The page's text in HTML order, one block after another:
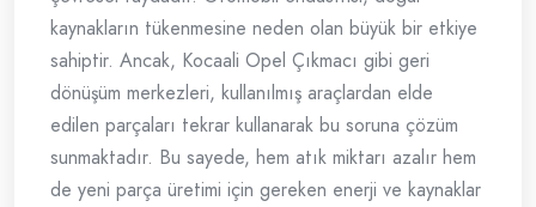
kaynakların tükenmesine neden olan büyük bir etkiye
sahiptir. Ancak, Kocaali Opel Çıkmacı gibi geri
dönüşüm merkezleri, kullanılmış araçlardan elde
edilen parçaları tekrar kullanarak bu soruna çözüm
sunmaktadır. Bu sayede, hem atık miktarı azalır hem
de yeni parça üretimi için gereken enerji ve kaynaklar